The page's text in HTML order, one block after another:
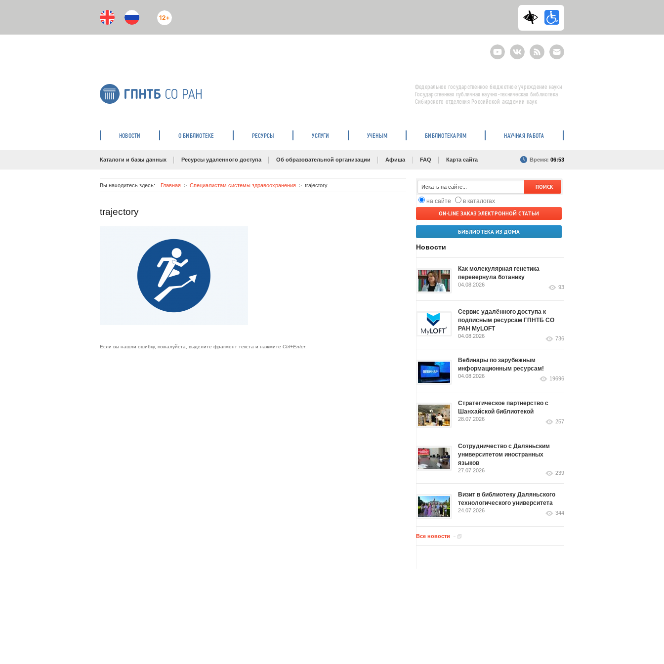
12+
YoutubeВКонтактеRSS
E-
mail
подписка
Федеральное государственное бюджетное учреждение науки
Государственная публичная научно-техническая библиотека
Сибирского отделения Российской академии наук
НОВОСТИ О БИБЛИОТЕКЕ РЕСУРСЫ УСЛУГИ УЧЕНЫМ БИБЛИОТЕКАРЯМ НАУЧНАЯ РАБОТА
Каталоги и базы данных Ресурсы удаленного доступа Об образовательной организации Афиша FAQ Карта сайта Время: 06:53
Вы находитесь здесь: Главная Специалистам системы здравоохранения trajectory
trajectory
Если вы нашли ошибку, пожалуйста, выделите фрагмент текста и нажмите Ctrl+Enter.
на сайте
в каталогах
ON-LINE ЗАКАЗ ЭЛЕКТРОННОЙ СТАТЬИ
БИБЛИОТЕКА ИЗ ДОМА
Новости
Как молекулярная генетика
перевернула ботанику
04.08.2026 93
Сервис удалённого доступа к
подписным ресурсам ГПНТБ СО
РАН MyLOFT
04.08.2026 736
Вебинары по зарубежным
информационным ресурсам!
04.08.2026 19696
Стратегическое партнерство с
Шанхайской библиотекой
28.07.2026 257
Сотрудничество с Даляньским
университетом иностранных
языков
27.07.2026 239
Визит в библиотеку Даляньского
технологического университета
24.07.2026 344
Все новости